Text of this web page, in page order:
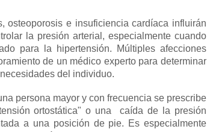
osteoporosis e insuficiencia cardíaca influirán
la presión arterial, especialmente cuando
para la hipertensión.
Múltiples afecciones
de un médico experto para determinar
del individuo.
persona mayor y con frecuencia se prescribe
ortostática" o unacaída de la presión
a una posición de pie. Es especialmente